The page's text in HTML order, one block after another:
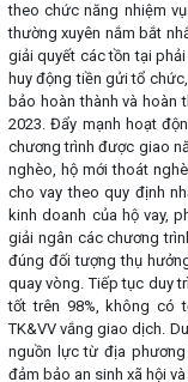
theo chức năng nhiệm
thường xuyên nắm bắt
giải quyết các tồn tại
huy động tiền gửi tổ
bảo hoàn thành và hoàn
2023. Đẩy mạnh hoạt
chương trình được giao
nghèo, hộ mới thoát
cho vay theo quy định
kinh doanh của hộ vay,
giải ngân các chương
đúng đối tượng thụ
quay vòng. Tiếp tục duy
tốt trên 98%, không có
TK&VV vắng giao dịch.
nguồn lực từ địa
đảm bảo an sinh xã hội